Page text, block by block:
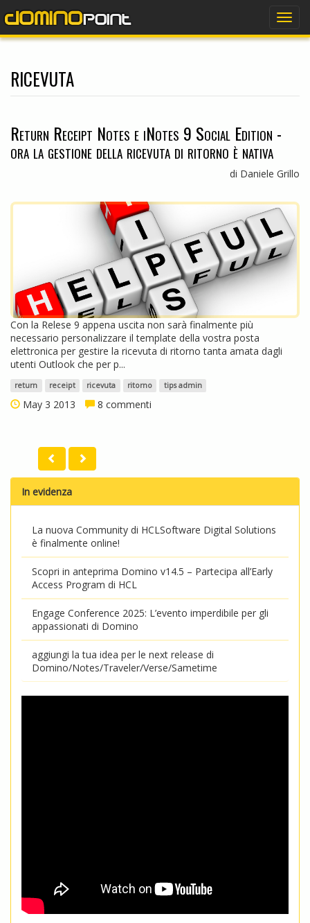
ricevuta
Return Receipt Notes e iNotes 9 Social Edition -
ora la gestione della ricevuta di ritorno è nativa
di Daniele Grillo
Con la Relese 9 appena uscita non sarà finalmente più
necessario personalizzare il template della vostra posta
elettronica per gestire la ricevuta di ritorno tanta amata dagli
utenti Outlook che per p...
return receipt ricevuta ritorno tips admin
May 3 2013 8 commenti
In evidenza
La nuova Community di HCLSoftware Digital Solutions
è finalmente online!
Scopri in anteprima Domino v14.5 – Partecipa all’Early
Access Program di HCL
Engage Conference 2025: L’evento imperdibile per gli
appassionati di Domino
aggiungi la tua idea per le next release di
Domino/Notes/Traveler/Verse/Sametime